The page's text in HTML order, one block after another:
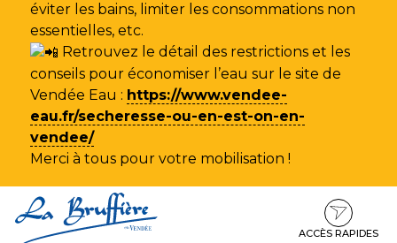
éviter les bains, limiter les consommations non
essentielles, etc.
Retrouvez le détail des restrictions et les
conseils pour économiser l’eau sur le site de
Vendée Eau : https://www.vendee-
eau.fr/secheresse-ou-en-est-on-en-
vendee/
Merci à tous pour votre mobilisation !
au
contenu
au
ACCÈS RAPIDES